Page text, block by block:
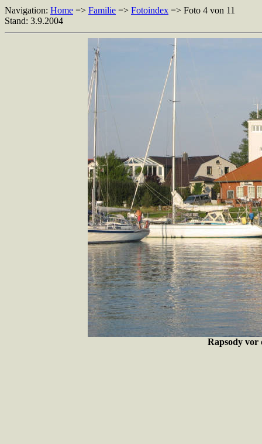
Navigation: Home => Familie => Fotoindex => Foto 4 von 11
Stand: 3.9.2004
Rapsody vor